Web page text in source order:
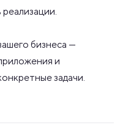
бизнеса —
и
задачи.